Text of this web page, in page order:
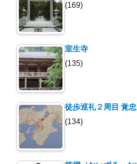
(169)
室生寺
(135)
徒歩巡礼２周目 覚忠
(134)